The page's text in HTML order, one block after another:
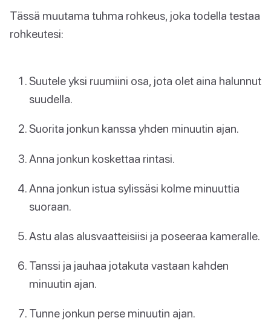
Tässä muutama tuhma rohkeus, joka todella testaa
rohkeutesi:
Suutele yksi ruumiini osa, jota olet aina halunnut
suudella.
Suorita jonkun kanssa yhden minuutin ajan.
Anna jonkun koskettaa rintasi.
Anna jonkun istua sylissäsi kolme minuuttia
suoraan.
Astu alas alusvaatteisiisi ja poseeraa kameralle.
Tanssi ja jauhaa jotakuta vastaan kahden
minuutin ajan.
Tunne jonkun perse minuutin ajan.